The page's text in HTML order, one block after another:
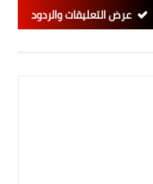
عرض التعليقات والردود